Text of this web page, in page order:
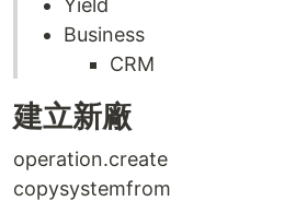
Yield
Business
CRM
建立新廠
operation.create
copysystemfrom